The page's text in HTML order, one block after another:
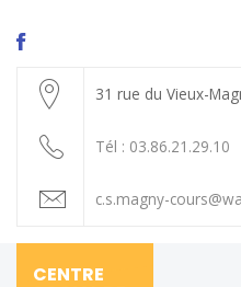
31 rue du Vieux-
Tél : 03.86.21.29.10
c.s.magny-
CENTRE